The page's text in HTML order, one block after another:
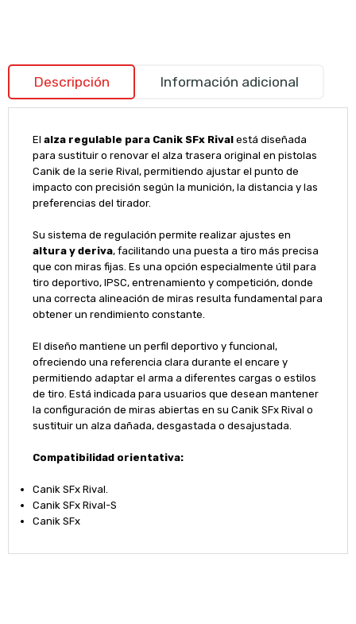
Descripción Información adicional
El alza regulable para Canik SFx Rivalestá diseñada
para sustituir o renovar el alza trasera original en pistolas
Canik de la serie Rival, permitiendo ajustar el punto de
impacto con precisión según la munición, la distancia y las
preferencias del tirador.
Su sistema de regulación permite realizar ajustes en
altura y deriva, facilitando una puesta a tiro más precisa
que con miras fijas. Es una opción especialmente útil para
tiro deportivo, IPSC, entrenamiento y competición, donde
una correcta alineación de miras resulta fundamental para
obtener un rendimiento constante.
El diseño mantiene un perfil deportivo y funcional,
ofreciendo una referencia clara durante el encare y
permitiendo adaptar el arma a diferentes cargas o estilos
de tiro. Está indicada para usuarios que desean mantener
la configuración de miras abiertas en su Canik SFx Rival o
sustituir un alza dañada, desgastada o desajustada.
Compatibilidad orientativa:
Canik SFx Rival.
Canik SFx Rival-S
Canik SFx